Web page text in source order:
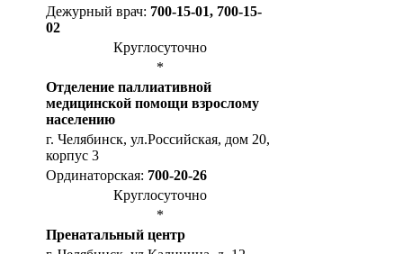
Дежурный врач: 700-15-01, 700-15-
02
Круглосуточно
*
Отделение паллиативной
медицинской помощи взрослому
населению
г. Челябинск, ул.Российская, дом 20,
корпус 3
Ординаторская: 700-20-26
Круглосуточно
*
Пренатальный центр